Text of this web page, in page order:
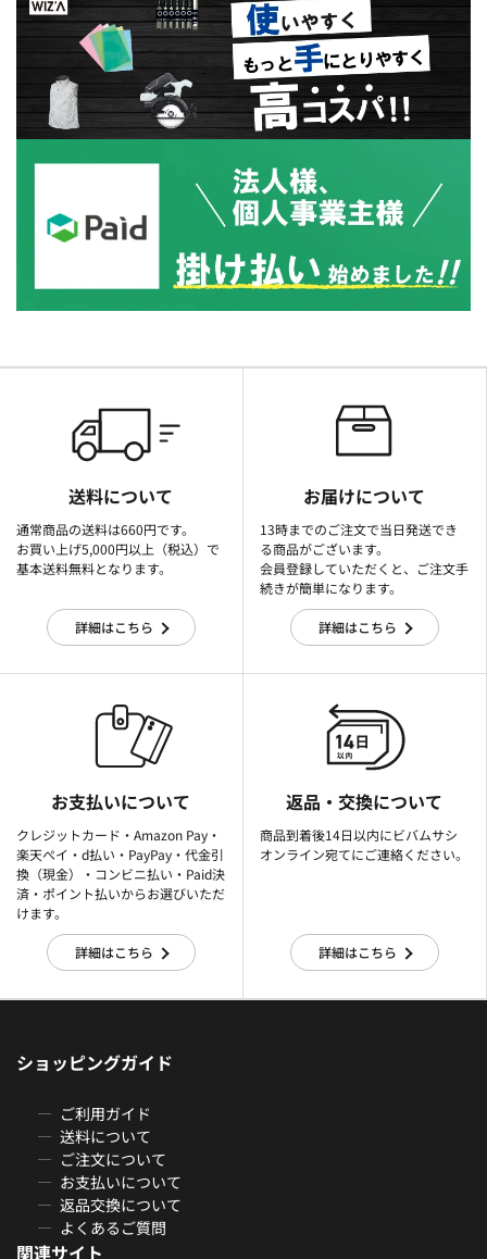
送料について
通常商品の送料は660円です。
お買い上げ5,000円以上（税込）で
基本送料無料となります。
詳細はこちら
お届けについて
13時までのご注文で当日発送でき
る商品がございます。
会員登録していただくと、ご注文手
続きが簡単になります。
詳細はこちら
お支払いについて
クレジットカード・Amazon Pay・
楽天ぺイ・d払い・PayPay・代金引
換（現金）・コンビニ払い・Paid決
済・ポイント払いからお選びいただ
けます。
詳細はこちら
返品・交換について
商品到着後14日以内にビバムサシ
オンライン宛てにご連絡ください。
詳細はこちら
ショッピングガイド
ご利用ガイド
送料について
ご注文について
お支払いについて
返品交換について
よくあるご質問
関連サイト